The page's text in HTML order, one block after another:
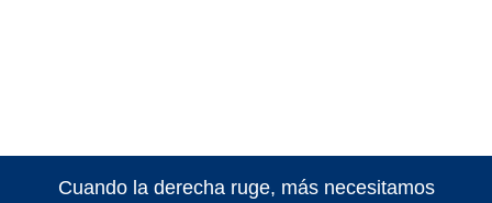
Cuando la derecha ruge, más necesitamos